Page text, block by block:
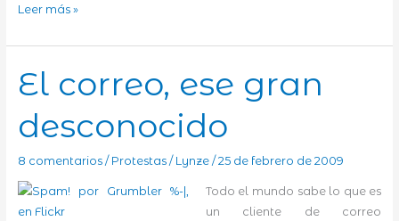
Amigos
Leer más »
El correo, ese gran
desconocido
8 comentarios / Protestas/ Lynze / 25 de febrero de 2009
Todo el mundo sabe lo que es
un cliente de correo